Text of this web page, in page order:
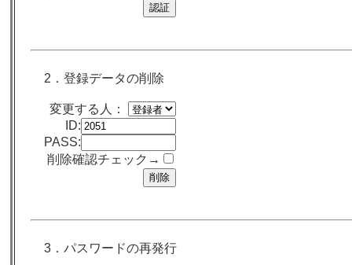
2．登録データの削除
変更する人：
ID:
PASS:
削除確認チェック→
3．パスワードの再発行